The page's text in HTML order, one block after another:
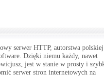
serwer HTTP, autorstwa polskiej
Dzięki niemu każdy, nawet
jest w stanie w prosty i
serwer stron internetowych na